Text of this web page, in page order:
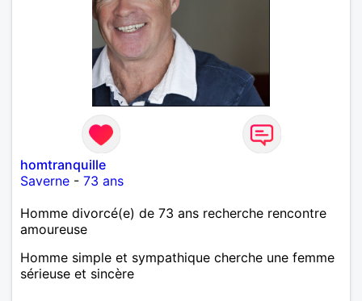
homtranquille
Saverne - 73 ans
Homme divorcé(e) de 73 ans recherche rencontre
amoureuse
Homme simple et sympathique cherche une femme
sérieuse et sincère